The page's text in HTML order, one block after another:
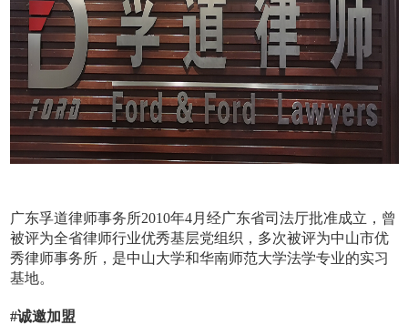
广东孚道律师事务所2010年4月经广东省司法厅批准成立，曾
被评为全省律师行业优秀基层党组织，多次被评为中山市优
秀律师事务所，是中山大学和华南师范大学法学专业的实习
基地。
#诚邀加盟